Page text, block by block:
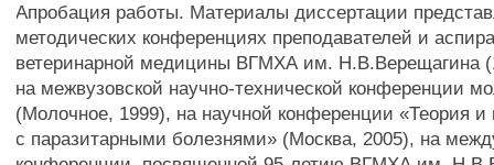
Апробация работы. Материалы диссертации
методических конференциях преподавателей и
ветеринарной медицины ВГМХА им. Н.В.Верещагина
на межвузовской научно-технической конференции
(Молочное, 1999), на научной конференции «Теория и
с паразитарными болезнями» (Москва, 2005), на